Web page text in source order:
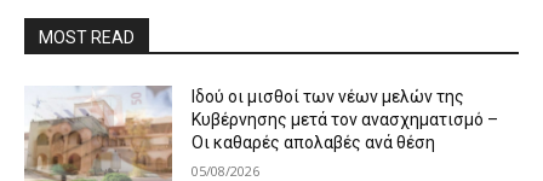
MOST READ
Ιδού οι μισθοί των νέων μελών της
Κυβέρνησης μετά τον ανασχηματισμό –
Οι καθαρές απολαβές ανά θέση
05/08/2026